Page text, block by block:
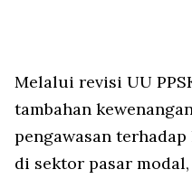
Melalui revisi UU
tambahan
pengawasan
di sektor pasar